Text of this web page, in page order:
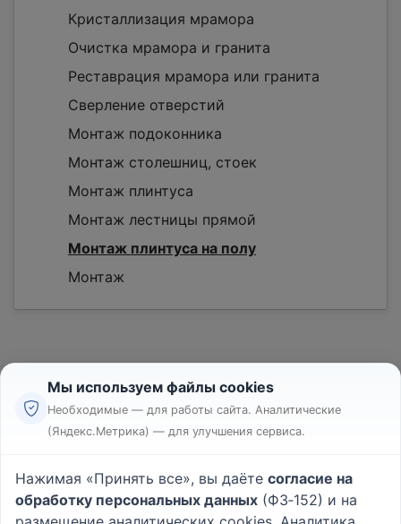
Кристаллизация мрамора
Очистка мрамора и гранита
Реставрация мрамора или гранита
Сверление отверстий
Монтаж подоконника
Монтаж столешниц, стоек
Монтаж плинтуса
Монтаж лестницы прямой
Монтаж плинтуса на полу
Монтаж
Реклама
Пользовательское соглашение
Политика конфиденциальности
Мы используем файлы cookies
Необходимые — для работы сайта. Аналитические
(Яндекс.Метрика) — для улучшения сервиса.
Нажимая «Принять все», вы даёте согласие на
обработку персональных данных (ФЗ‑152) и на